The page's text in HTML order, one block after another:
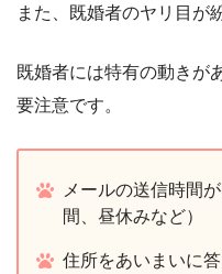
また、既婚者のヤリ目が
既婚者には特有の動きが
要注意です。
メールの送信時間
間、昼休みなど）
住所をあいまいに